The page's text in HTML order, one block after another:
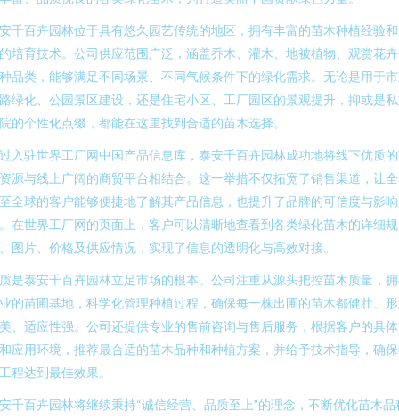
千百卉园林位于具有悠久园艺传统的地区，拥有丰富的苗木种植经验
培育技术。公司供应范围广泛，涵盖乔木、灌木、地被植物、观赏花
品类，能够满足不同场景、不同气候条件下的绿化需求。无论是用于
绿化、公园景区建设，还是住宅小区、工厂园区的景观提升，抑或是
的个性化点缀，都能在这里找到合适的苗木选择。
入驻世界工厂网中国产品信息库，泰安千百卉园林成功地将线下优质
源与线上广阔的商贸平台相结合。这一举措不仅拓宽了销售渠道，让
全球的客户能够便捷地了解其产品信息，也提升了品牌的可信度与影响
在世界工厂网的页面上，客户可以清晰地查看到各类绿化苗木的详细规
图片、价格及供应情况，实现了信息的透明化与高效对接。
是泰安千百卉园林立足市场的根本。公司注重从源头把控苗木质量，
的苗圃基地，科学化管理种植过程，确保每一株出圃的苗木都健壮、
、适应性强。公司还提供专业的售前咨询与售后服务，根据客户的具
应用环境，推荐最合适的苗木品种和种植方案，并给予技术指导，确
程达到最佳效果。
千百卉园林将继续秉持“诚信经营、品质至上”的理念，不断优化苗木品